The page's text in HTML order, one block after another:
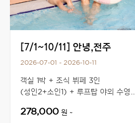
[7/1~10/11] 안녕,전주
2026-07-01 - 2026-10-11
객실 1박 + 조식 뷔페 3인
(성인2+소인1) + 루프탑 야외 수영장
278,000원 ~